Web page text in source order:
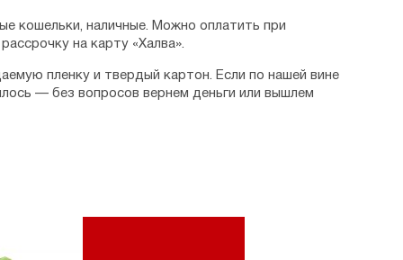
кошельки, наличные. Можно оплатить при
на карту «Халва».
пленку и твердый картон. Если по нашей вине
— без вопросов вернем деньги или вышлем